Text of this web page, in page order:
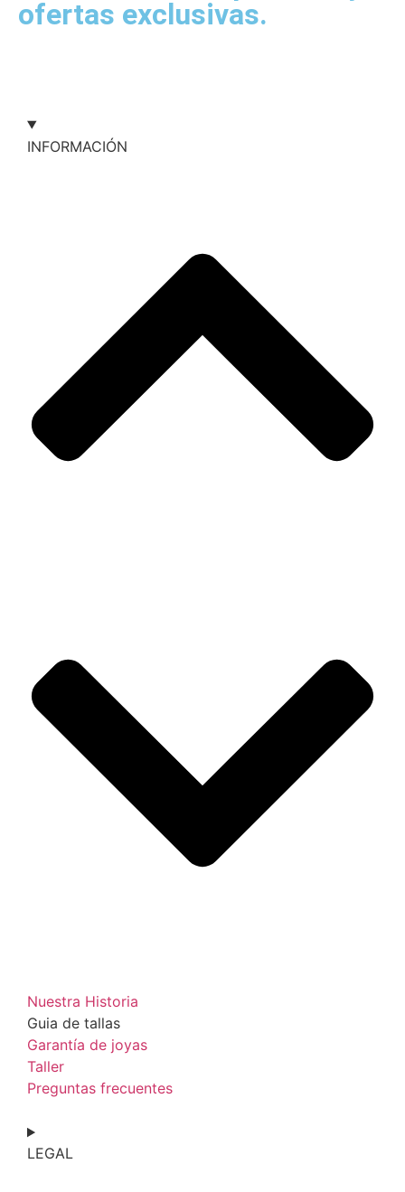
ofertas exclusivas.
INFORMACIÓN
Nuestra Historia
Guia de tallas
Garantía de joyas
Taller
Preguntas frecuentes
LEGAL